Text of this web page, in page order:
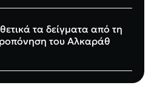
τα δείγματα από τη
του Αλκαράθ